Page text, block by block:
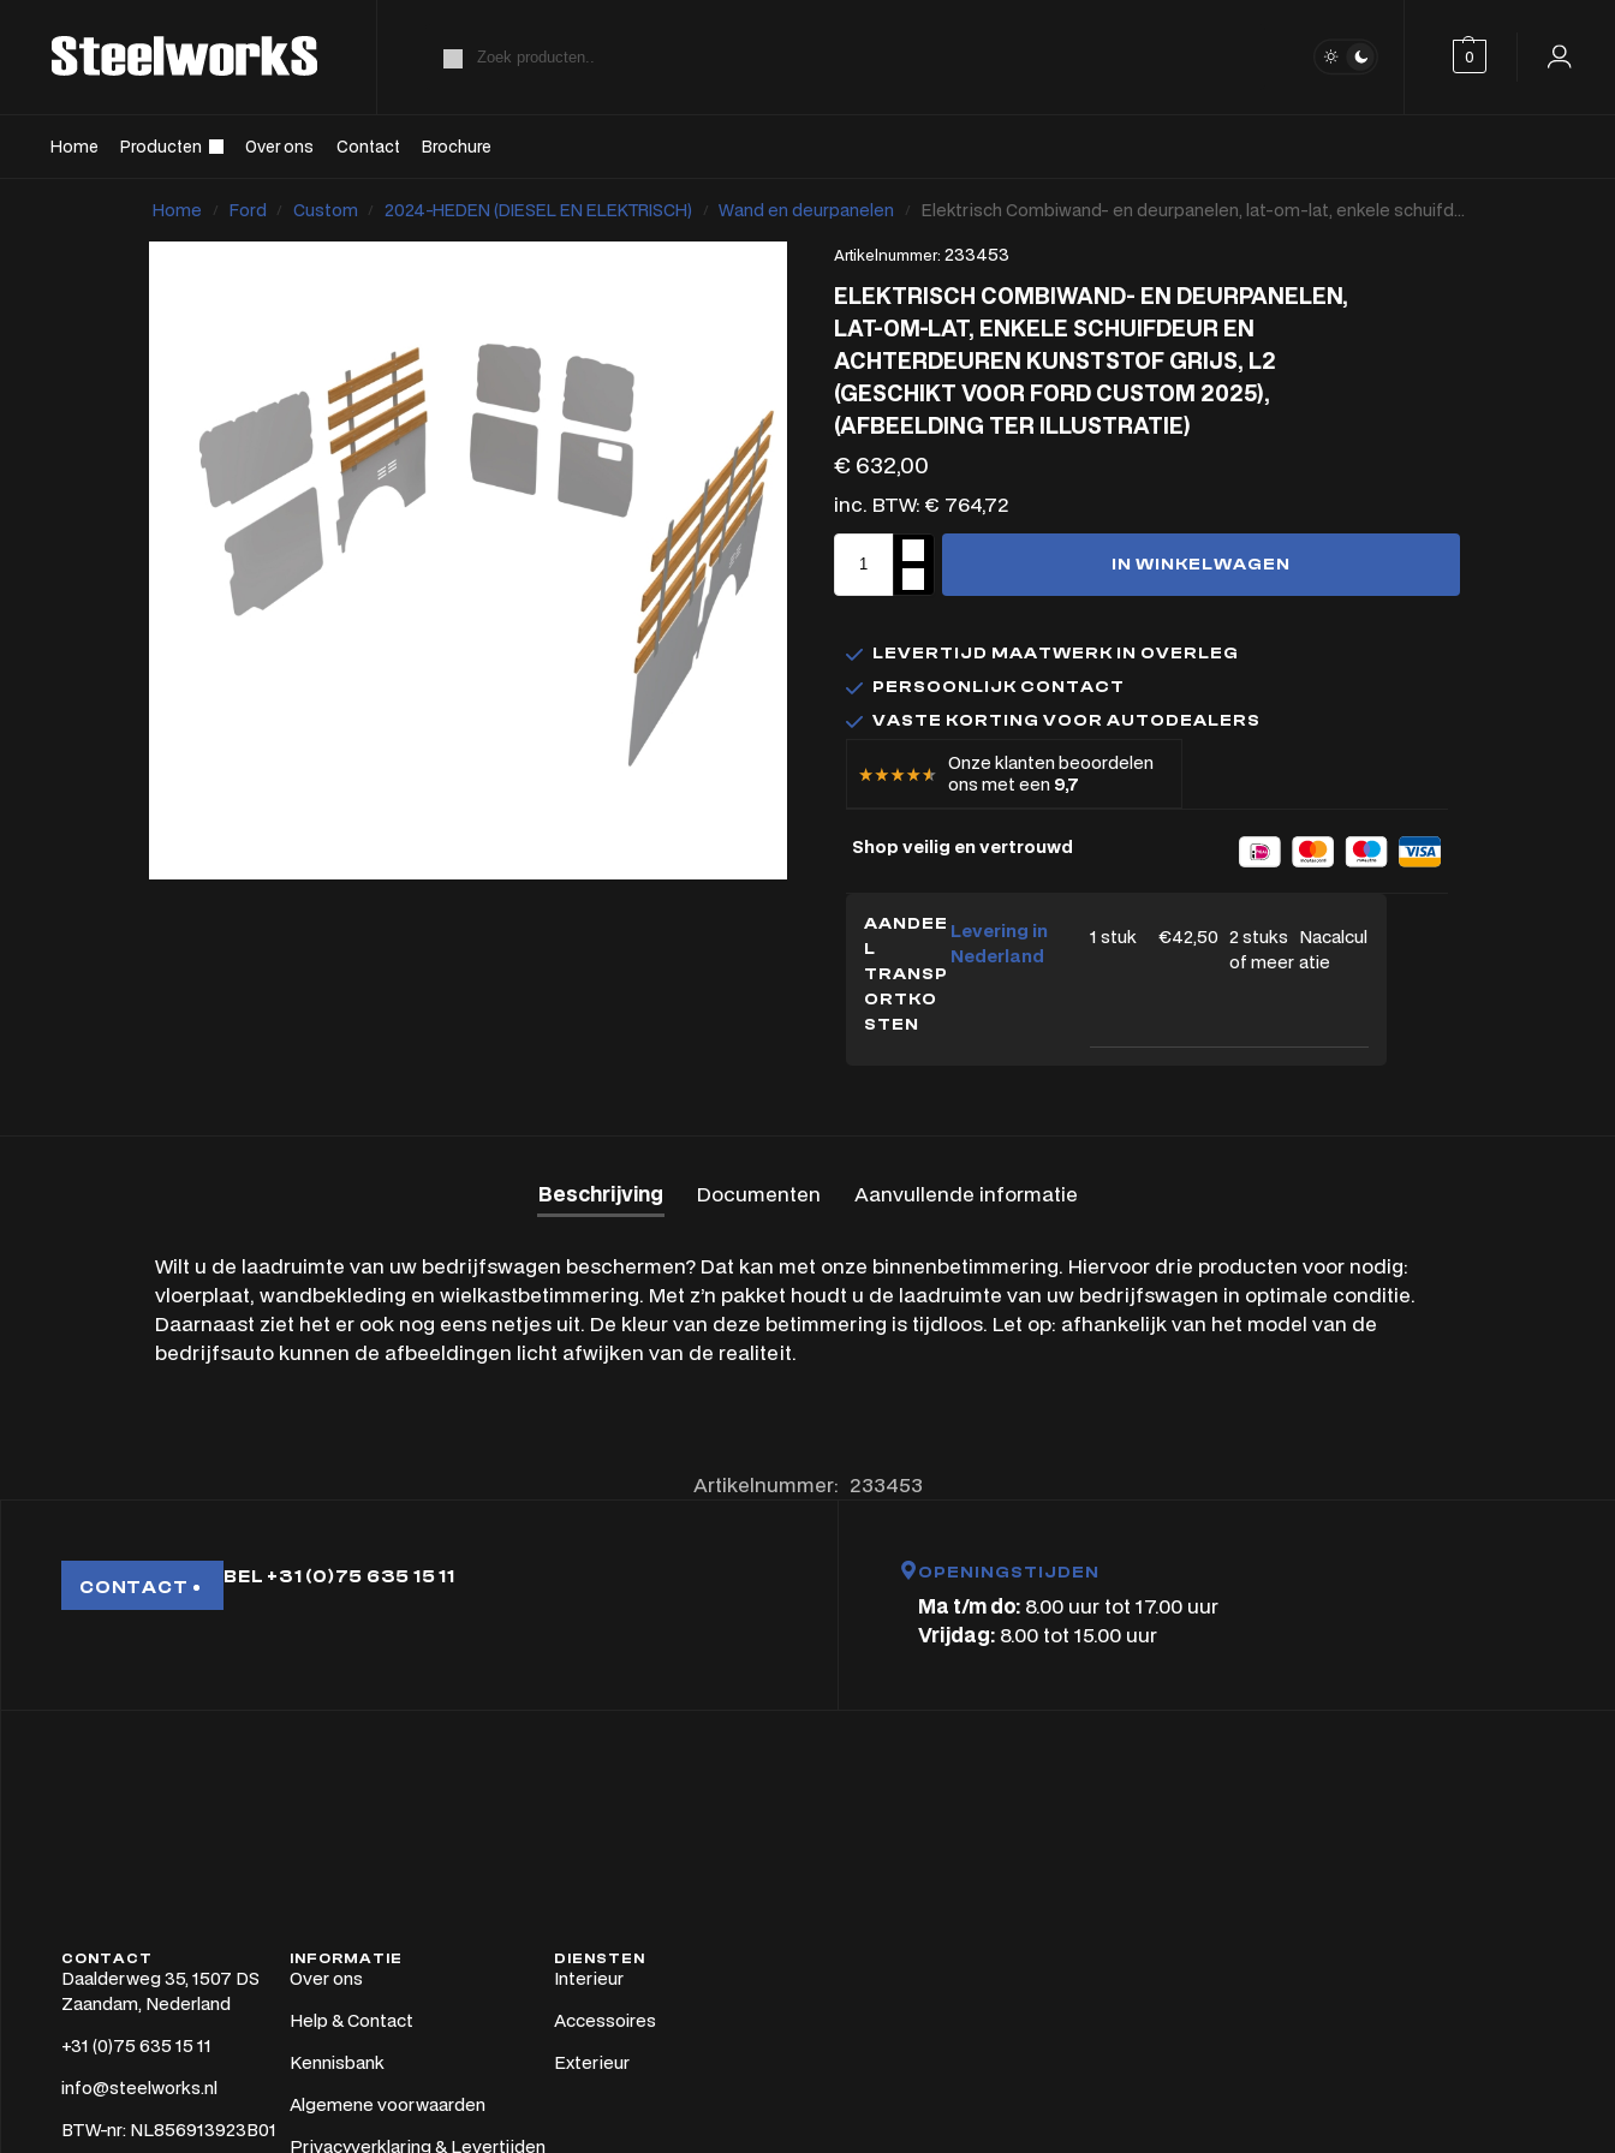
0
Home Producten Over ons Contact Brochure
Home / Ford / Custom / 2024-HEDEN (DIESEL EN ELEKTRISCH) / Wand en deurpanelen / Elektrisch Combiwand- en deurpanelen, lat-om-lat, enkele schuifdeur en achterdeuren kunststof grijs, L2 (Geschikt voor Ford Custom 2025), (afbeelding ter illustratie)
Artikelnummer: 233453
ELEKTRISCH COMBIWAND- EN DEURPANELEN,
LAT-OM-LAT, ENKELE SCHUIFDEUR EN
ACHTERDEUREN KUNSTSTOF GRIJS, L2
(GESCHIKT VOOR FORD CUSTOM 2025),
(AFBEELDING TER ILLUSTRATIE)
€ 632,00
inc. BTW: € 764,72
IN WINKELWAGEN
LEVERTIJD MAATWERK IN OVERLEG
PERSOONLIJK CONTACT
VASTE KORTING VOOR AUTODEALERS
Onze klanten beoordelen
ons met een 9,7
Shop veilig en vertrouwd
AANDEE
L
TRANSP
ORTKO
STEN
Levering in
Nederland
1 stuk €42,50 2 stuks
of meer
Nacalcul
atie
Beschrijving Documenten Aanvullende informatie
Wilt u de laadruimte van uw bedrijfswagen beschermen? Dat kan met onze binnenbetimmering. Hiervoor drie producten voor nodig:
vloerplaat, wandbekleding en wielkastbetimmering. Met z’n pakket houdt u de laadruimte van uw bedrijfswagen in optimale conditie.
Daarnaast ziet het er ook nog eens netjes uit. De kleur van deze betimmering is tijdloos. Let op: afhankelijk van het model van de
bedrijfsauto kunnen de afbeeldingen licht afwijken van de realiteit.
Artikelnummer: 233453
CONTACT
BEL +31 (0)75 635 15 11 OPENINGSTIJDEN
Ma t/m do: 8.00 uur tot 17.00 uur
Vrijdag: 8.00 tot 15.00 uur
CONTACT
Daalderweg 35, 1507 DS
Zaandam, Nederland
+31 (0)75 635 15 11
info@steelworks.nl
BTW-nr: NL856913923B01
INFORMATIE
Over ons
Help & Contact
Kennisbank
Algemene voorwaarden
Privacyverklaring & Levertijden
DIENSTEN
Interieur
Accessoires
Exterieur